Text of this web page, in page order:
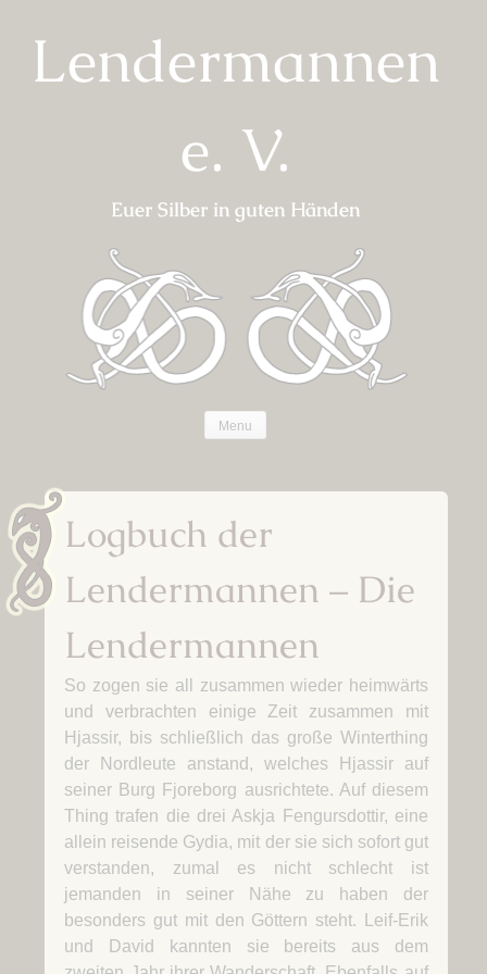
contentLendermannen
e. V.
Euer Silber in guten Händen
Menu
Logbuch der
Lendermannen – Die
Lendermannen
So zogen sie all zusammen wieder heimwärts
und verbrachten einige Zeit zusammen mit
Hjassir, bis schließlich das große Winterthing
der Nordleute anstand, welches Hjassir auf
seiner Burg Fjoreborg ausrichtete. Auf diesem
Thing trafen die drei Askja Fengursdottir, eine
allein reisende Gydia, mit der sie sich sofort gut
verstanden, zumal es nicht schlecht ist
jemanden in seiner Nähe zu haben der
besonders gut mit den Göttern steht. Leif-Erik
und David kannten sie bereits aus dem